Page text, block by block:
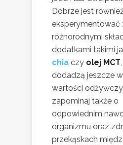
Dobrze jest
eksperymentować
różnorodnymi
dodatkami takimi
chia czy olej MCT
dodadzą jeszcze
wartości
zapominaj także o
odpowiednim
organizmu oraz
przekąskach